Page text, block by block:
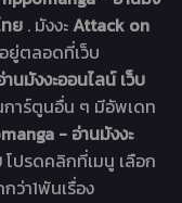
ย . มังงะAttack on
ยู่ตลอดที่เว็บ
นมังงะออนไลน์ เว็บ
การ์ตูนอื่น ๆ มีอัพเดท
- อ่านมังงะ
โปรดคลิกที่เมนู เลือก
ว่า1พันเรื่อง